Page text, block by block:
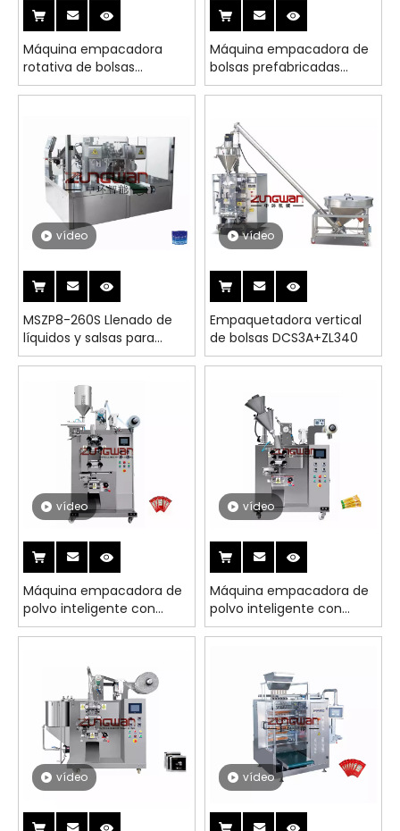
Máquina empacadora
rotativa de bolsas
prefabricadas MSZP8-320
Máquina empacadora de
bolsas prefabricadas
giratoria automática
vídeo
MSZP8-260S Llenado de
líquidos y salsas para
máquina empacadora
vídeo
Empaquetadora vertical
de bolsas DCS3A+ZL340
vídeo
Máquina empacadora de
polvo inteligente con
técnica de conversión de
vídeo
Máquina empacadora de
polvo inteligente con
técnica de conversión de
vídeo vídeo